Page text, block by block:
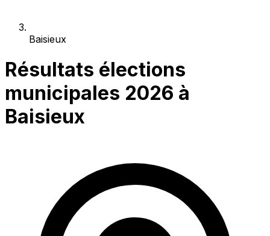
Baisieux
Résultats élections
municipales 2026 à
Baisieux